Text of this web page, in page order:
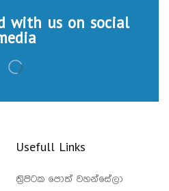
with us on social
Usefull Links
ත්‍රිපිටක පොත් වහන්සේලා